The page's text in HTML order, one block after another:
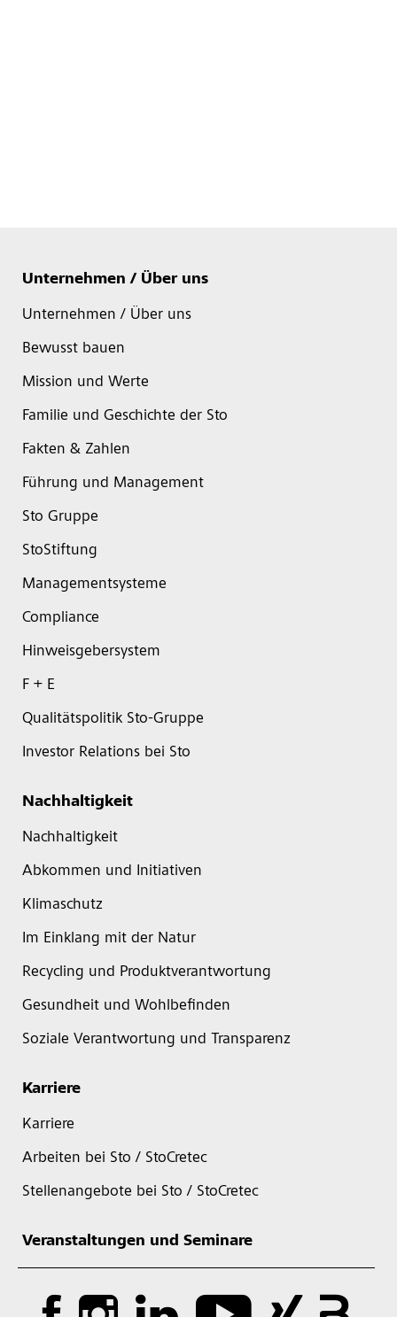
Unternehmen / Über uns
Unternehmen / Über uns
Bewusst bauen
Mission und Werte
Familie und Geschichte der Sto
Fakten & Zahlen
Führung und Management
Sto Gruppe
StoStiftung
Managementsysteme
Compliance
Hinweisgebersystem
F + E
Qualitätspolitik Sto-Gruppe
Investor Relations bei Sto
Nachhaltigkeit
Nachhaltigkeit
Abkommen und Initiativen
Klimaschutz
Im Einklang mit der Natur
Recycling und Produktverantwortung
Gesundheit und Wohlbefinden
Soziale Verantwortung und Transparenz
Karriere
Karriere
Arbeiten bei Sto / StoCretec
Stellenangebote bei Sto / StoCretec
Veranstaltungen und Seminare